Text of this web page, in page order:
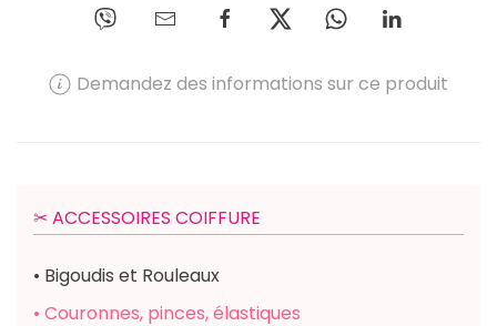
Demandez des informations sur ce produit
✂︎ ACCESSOIRES COIFFURE
• Bigoudis et Rouleaux
• Couronnes, pinces, élastiques